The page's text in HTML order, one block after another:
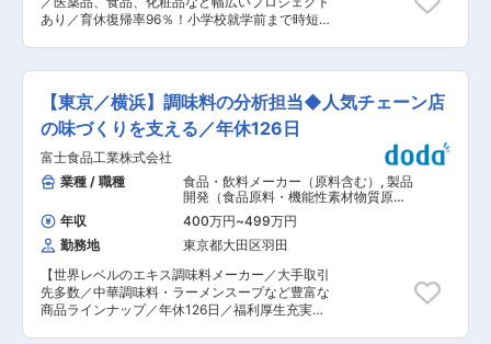
されました。乳酸菌培養設備の研究施設などの最
おり、月間4〜5億円程の売上を生み出す工場。ま
た、学歴・経歴は度外視し、中途ハンデなくご活
めており、その大部分を担う成田工場は基幹工場
として安定運用を目指しています。 変更の範囲：
会社の定める業務
60代の方が活躍しております。 ■当社の特徴：
縮小傾向だといわれた日本の外食市場で、当社の
メインのフィールドであるファストフードの市場
れる今、「世界中の人々に安全でおいしい食を手
軽な価格で提供する」を企業理念として、原材料
の調達から製造・加工、物流、販売までの全てを
自社管理下で行う独自の「MMD（マス・マーチ
ャンダイジング・システム）」を構築し、食料の
偏在を無くし供給の絶えない持続可能な仕組み作
りを行っております。 ■社風： 「どこまで自分
が関わるか」という気持ち次第で担当業務の幅が
変わってくる風土があります。年功序列ではな
く、職位に関係なく意見を取り入れる組織風土で
す。
あり／育休復帰率96％！小学校就学前まで時短勤
当いただきます。 【常駐先候補】 大手企業の医
薬品・食品飲料・化粧品・学術研究機関等 ※配属
先はご自身の経験やスキルを最大限考慮したうえ
で決定しています。 【活躍分野（例）】 ◎医薬
品・創薬 医薬品の研究開発／医薬品の合成・分析
／細胞培養・細胞実験／遺伝子解析・分子生物学
実験／タンパク質の精製・評価 など ◎食品・化
粧品 食品の研究開発／健康食品・サプリメントの
開発／レシピ設計・試作開発／微生物試験 など
■入社後の流れ： ・入社時研修（3日間）の後、
常駐先企業にて勤務開始となります。 ・常駐先企
業にて、座学での基礎知識研修や現場の実技研修
が行われます。 ※研究開発職向けの研修やウェビ
ナーも実施しています。 ※人間力研修（コミュニ
ケーション研修、ロジカルシンキング研修など）
も実施しています。 ■働きやすい環境： ・残業
【東京／横浜】調味料の分析担当◆人気チェーン店
の味づくりを支える／年休126日
富士食品工業株式会社
業種 / 職種
食品・飲料メーカー（原料含む） , 製品
開発（食品原料・機能性素材物質原
料） 分析・解析・測定・各種評価試験
（食品・香料・飼料）
年収 400万円~499万円
勤務地
東京都大田区羽田
【世界レベルのエキス調味料メーカー／大手取引
先多数／中華調味料・ラーメンスープなど豊富な
商品ラインナップ／年休126日／福利厚生充実】